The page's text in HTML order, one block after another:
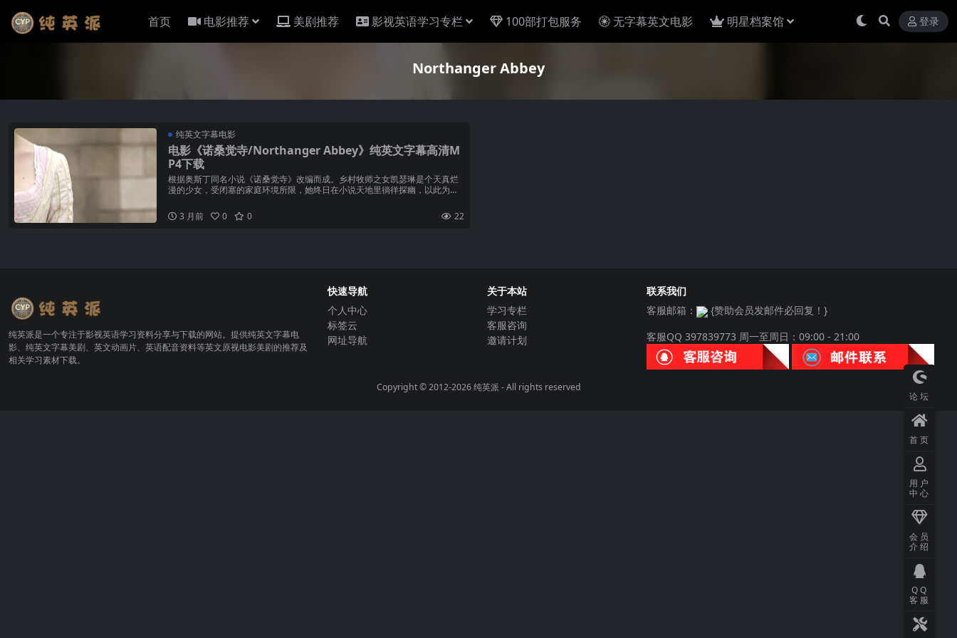
首页 电影推荐 美剧推荐 影视英语学习专栏 100部打包服务 无字幕英文电影 明星档案馆 登录
Northanger Abbey
纯英文字幕电影
电影《诺桑觉寺/Northanger Abbey》纯英文字幕高清M
P4下载
根据奥斯丁同名小说《诺桑觉寺》改编而成。乡村牧师之女凯瑟琳是个天真烂
漫的少女，受闭塞的家庭环境所限，她终日在小说天地里徜徉探幽，以此为平
3 月前
0 0 22
纯英派是一个专注于影视英语学习资料分享与下载的网站。提供纯英文字幕电
影、纯英文字幕美剧、英文动画片、英语配音资料等英文原视电影美剧的推荐及
相关学习素材下载。
快速导航
个人中心
标签云
网址导航
关于本站
学习专栏
客服咨询
邀请计划
联系我们
客服邮箱：
{赞助会员发邮件必回复！}
客服QQ 397839773 周一至周日：09:00 - 21:00
Copyright © 2012-2026纯英派 - All rights reserved
论坛
首页
用户
中心
会员
介绍
QQ
客服